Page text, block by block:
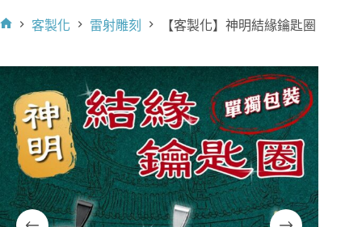
客製化 雷射雕刻 【客製化】神明結緣鑰匙圈